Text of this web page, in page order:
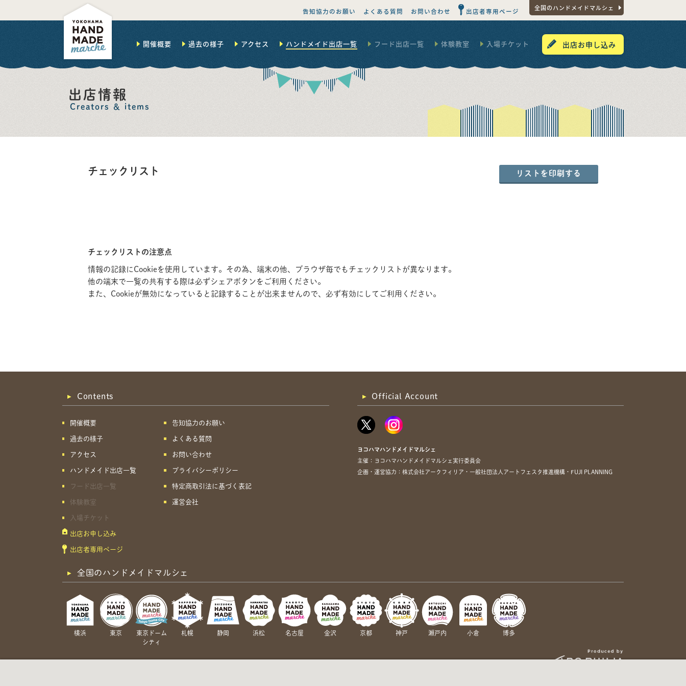
告知協力のお願い よくある質問 お問い合わせ 出店者専用ページ 全国のハンドメイドマルシェ
開催概要 過去の様子 アクセス ハンドメイド出店一覧 フード出店一覧 体験教室 入場チケット 出店お申し込み
出店情報
Creators ＆ items
チェックリスト リストを印刷する
チェックリストの注意点
情報の記録にCookieを使用しています。その為、端末の他、ブラウザ毎でもチェックリストが異なります。
他の端末で一覧の共有する際は必ずシェアボタンをご利用ください。
また、Cookieが無効になっていると記録することが出来ませんので、必ず有効にしてご利用ください。
Contents
開催概要
過去の様子
アクセス
ハンドメイド出店一覧
フード出店一覧
体験教室
入場チケット
出店お申し込み
出店者専用ページ
告知協力のお願い
よくある質問
お問い合わせ
プライバシーポリシー
特定商取引法に基づく表記
運営会社
Official Account
ヨコハマハンドメイドマルシェ
主催：ヨコハマハンドメイドマルシェ実行委員会
企画・運営協力：株式会社アークフィリア・一般社団法人アートフェスタ推進機構・FUJI PLANNING
全国のハンドメイドマルシェ
横浜 東京
東京ドーム
シティ
札幌 静岡 浜松 名古屋 金沢 京都 神戸 瀬戸内 小倉 博多